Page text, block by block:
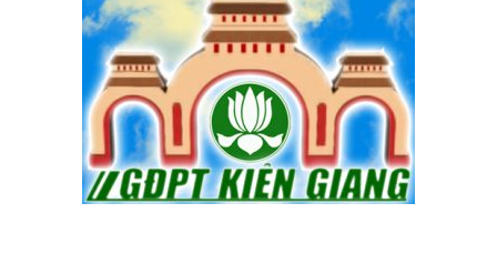
Chịu trách nhiệm nội dung :Ban Truyền thông Phân ban GĐPT
Mọi liên lạc, góp ý xin liên hệ email:
pbgdptquangtri.hd@gmail.com
Copyright © 2014 GĐPT Quang Tri. All rights reserved.